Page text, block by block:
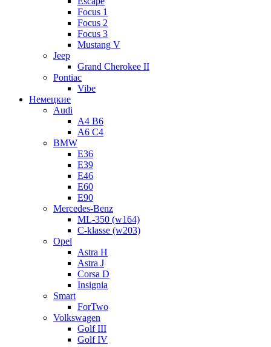
Focus 1
Focus 2
Focus 3
Mustang V
Jeep
Grand Cherokee II
Pontiac
Vibe
Немецкие
Audi
A4 B6
A6 C4
BMW
E36
E39
E46
E60
E90
Mercedes-Benz
ML-350 (w164)
C-klasse (w203)
Opel
Astra H
Astra J
Corsa D
Insignia
Smart
ForTwo
Volkswagen
Golf III
Golf IV